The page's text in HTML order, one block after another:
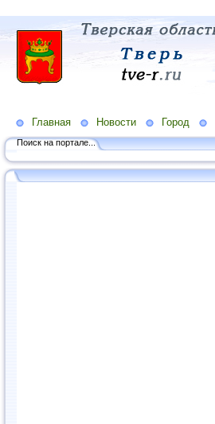
Главная Новости Город
Поиск на портале...